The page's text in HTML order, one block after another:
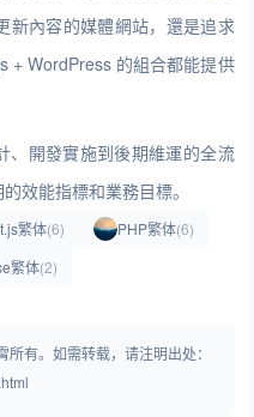
新內容的媒體網站，還是追求
+ WordPress 的組合都能提供
、開發實施到後期維運的全流
效能指標和業務目標。
繁体(6) PHP繁体(6)
繁体(2)
有。如需转载，请注明出处：